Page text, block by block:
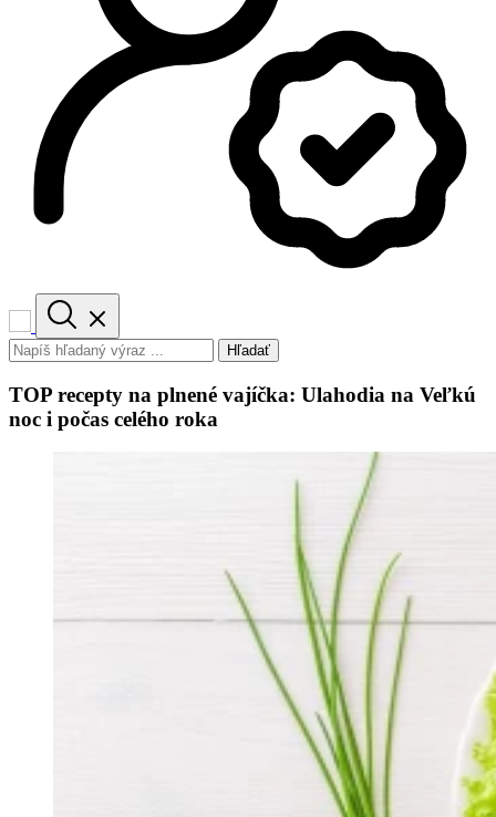
Hľadať
TOP recepty na plnené vajíčka: Ulahodia na Veľkú
noc i počas celého roka